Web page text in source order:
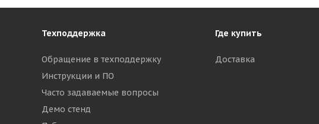
Техподдержка
Обращение в техподдержку
Инструкции и ПО
Часто задаваемые вопросы
Демо стенд
Где купить
Доставка